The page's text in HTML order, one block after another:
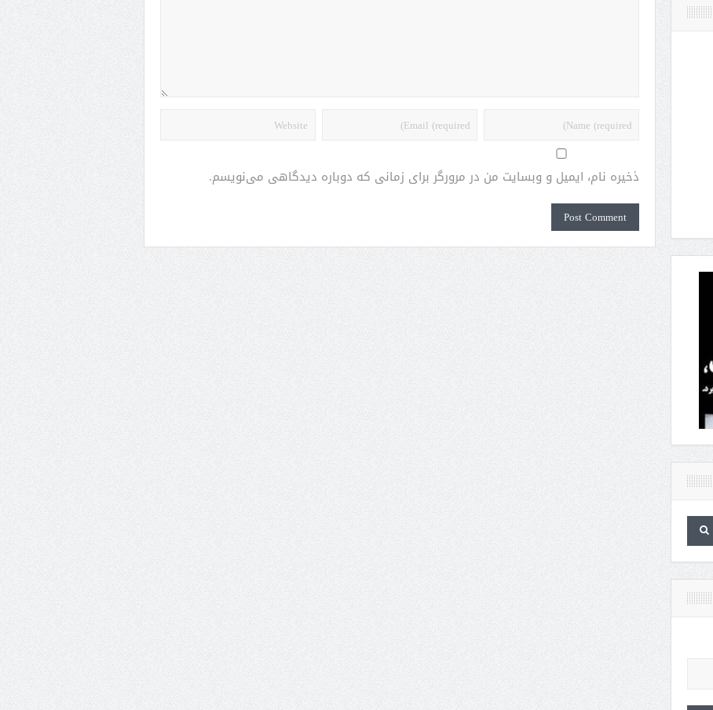
ذخیره نام، ایمیل و وبسایت من در مرورگر برای زمانی که دوباره دیدگاهی می‌نویسم.